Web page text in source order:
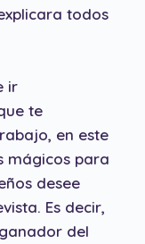
todos
ir
te
en este
mágicos para
desee
Es decir,
del